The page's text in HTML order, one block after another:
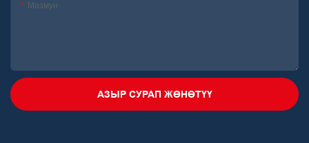
Мазмун
АЗЫР СУРАП ЖӨНӨТҮҮ